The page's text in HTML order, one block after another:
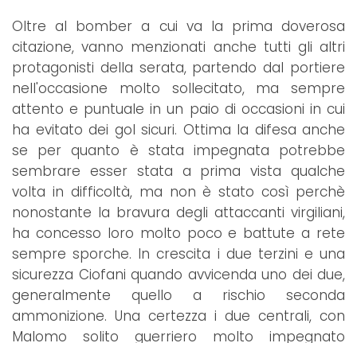
Oltre al bomber a cui va la prima doverosa
citazione, vanno menzionati anche tutti gli altri
protagonisti della serata, partendo dal portiere
nell'occasione molto sollecitato, ma sempre
attento e puntuale in un paio di occasioni in cui
ha evitato dei gol sicuri. Ottima la difesa anche
se per quanto è stata impegnata potrebbe
sembrare esser stata a prima vista qualche
volta in difficoltà, ma non è stato così perchè
nonostante la bravura degli attaccanti virgiliani,
ha concesso loro molto poco e battute a rete
sempre sporche. In crescita i due terzini e una
sicurezza Ciofani quando avvicenda uno dei due,
generalmente quello a rischio seconda
ammonizione. Una certezza i due centrali, con
Malomo solito guerriero molto impegnato